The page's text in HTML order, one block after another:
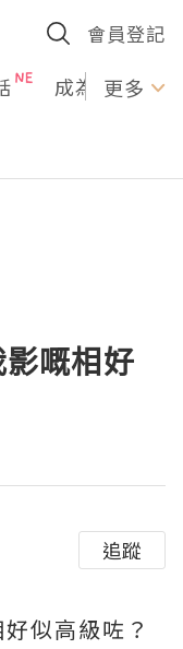
會員登記
成為U更多
嘅相好
追蹤
似高級咗？